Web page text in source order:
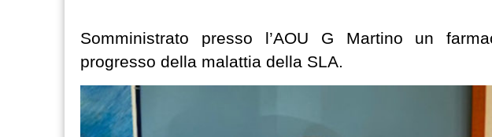
Somministrato presso l’AOU G Martino un
progresso della malattia della SLA.